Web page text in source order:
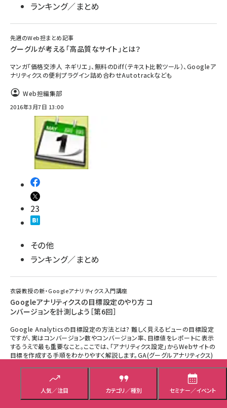
人気／注目 カテゴリ／種別 セミナー／イベント
ランキング／まとめ
先週のWeb担まとめ記事
グーグルが考える「高品質なサイト」とは？
マンガ「価格交渉人 ネギリエ」、無料のDiff（テキスト比較ツール）、Googleア
ナリティクスの便利プラグイン詰め合わせAutotrackなども
Web担編集部
2016年3月7日 13:00
23
その他
ランキング／まとめ
衣袋教授の新・Googleアナリティクス入門講座
Googleアナリティクスの目標設定のやり方 コ
ンバージョンを計測しよう［第6回］
Google Analyticsの目標設定の方法とは? 難しく見えるビューの目標設定
ですが、実はコンバージョン数やコンバージョン率、目標値をレポートに表示
するうえで最も重要なこと。ここでは、「アナリティクス設定」からWebサイトの
目標を作成する手順をわかりやすく解説します。GA(グーグルアナリティクス)
衣袋 宏美
2016年6月30日 7:00